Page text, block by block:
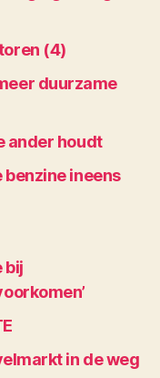
(4)
duurzame
ander houdt
benzine ineens
bij
in de weg